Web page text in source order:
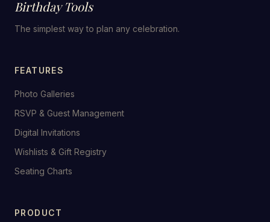
Birthday Tools
The simplest way to plan any celebration.
FEATURES
Photo Galleries
RSVP & Guest Management
Digital Invitations
Wishlists & Gift Registry
Seating Charts
PRODUCT